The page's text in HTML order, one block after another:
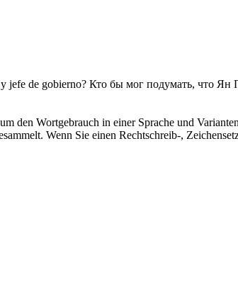
jefe de gobierno? Кто бы мог подумать, что Ян
den Wortgebrauch in einer Sprache und
Wenn Sie einen Rechtschreib-,